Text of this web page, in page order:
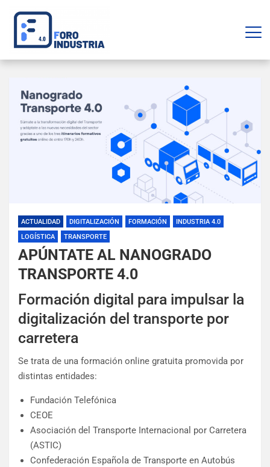
ACTUALIDAD DIGITALIZACIÓN FORMACIÓN
INDUSTRIA 4.0
LOGÍSTICA
TRANSPORTE
APÚNTATE AL NANOGRADO
TRANSPORTE 4.0
Formación digital para impulsar la
digitalización del transporte por
carretera
Se trata de una formación online gratuita promovida por
distintas entidades:
Fundación Telefónica
CEOE
Asociación del Transporte Internacional por Carretera
(ASTIC)
Confederación Española de Transporte en Autobús